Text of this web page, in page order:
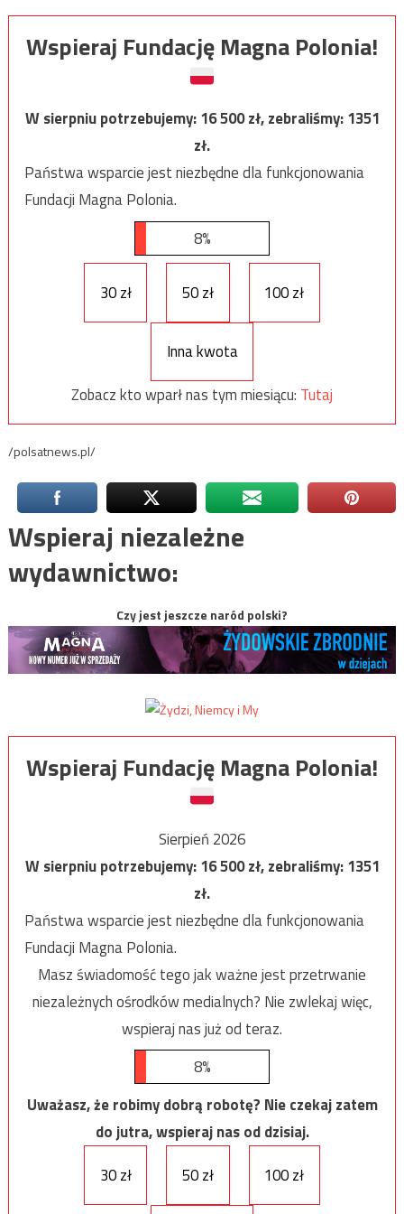
Wspieraj Fundację Magna Polonia!
W sierpniu potrzebujemy:16 500zł, zebraliśmy:1351
zł.
Państwa wsparcie jest niezbędne dla funkcjonowania
Fundacji Magna Polonia.
8%
30 zł 50 zł 100 zł
Inna kwota
Zobacz kto wparł nas tym miesiącu: Tutaj
/polsatnews.pl/
Wspieraj niezależne
wydawnictwo:
Czy jest jeszcze naród polski?
Wspieraj Fundację Magna Polonia!
Sierpień 2026
W sierpniu potrzebujemy:16 500zł, zebraliśmy:1351
zł.
Państwa wsparcie jest niezbędne dla funkcjonowania
Fundacji Magna Polonia.
Masz świadomość tego jak ważne jest przetrwanie
niezależnych ośrodków medialnych? Nie zwlekaj więc,
wspieraj nas już od teraz.
8%
Uważasz, że robimy dobrą robotę? Nie czekaj zatem
do jutra, wspieraj nas od dzisiaj.
30 zł
50 zł 100 zł